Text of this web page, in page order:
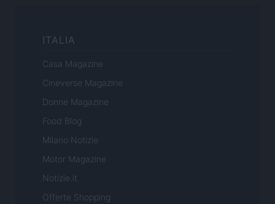
ITALIA
Casa Magazine
Cineverse Magazine
Donne Magazine
Food Blog
Milano Notizie
Motor Magazine
Notizie.it
Offerte Shopping